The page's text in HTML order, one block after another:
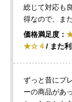
総じて対応も
得なので、ま
価格満足度：
★☆ 4 / また
ずっと昔にプ
ーの商品があ